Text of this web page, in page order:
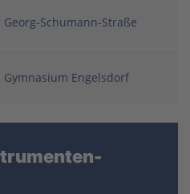
Schumann-Straße
Engelsdorf